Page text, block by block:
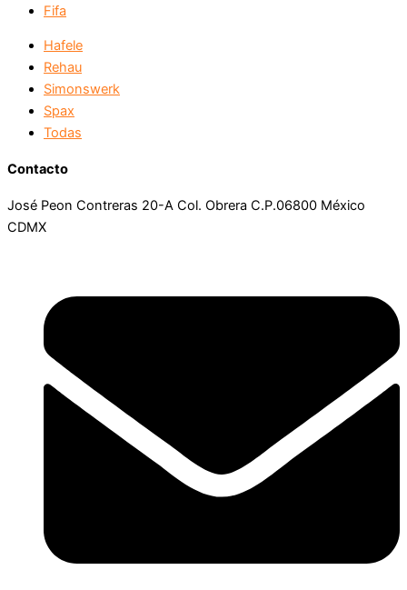
Fifa
Hafele
Rehau
Simonswerk
Spax
Todas
Contacto
José Peon Contreras 20-A Col. Obrera C.P.06800 México
CDMX